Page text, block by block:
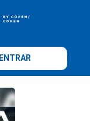
ENTRAR